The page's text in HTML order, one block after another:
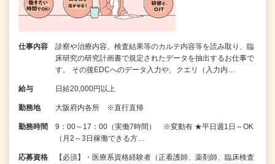
仕事内容
診察や治療内容、検査結果等のカルテ内容等を読み取り、臨
床研究の研究計画書で規定されたデータを抽出するお仕事で
す。 その後EDCへのデータ入力や、クエリ（入力内…
給与 日給20,000円以上
勤務地 大阪府内各所 ※直行直帰
勤務時間
9：00～17：00（実働7時間） ※変動有 ★平日週1日～OK
（月2～3日稼働できる方…
応募資格
【必須】・医療系資格経験者（正看護師、薬剤師、臨床検査